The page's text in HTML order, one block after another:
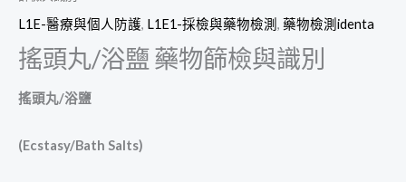
L1E-醫療與個人防護, L1E1-採檢與藥物檢測 , 藥物檢測identa
搖頭丸/浴鹽 藥物篩檢與識別
搖頭丸/浴鹽
(Ecstasy/Bath Salts)